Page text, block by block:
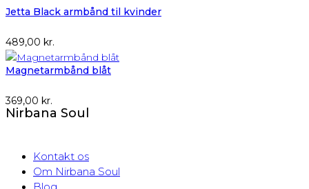
Jetta Black armbånd til kvinder
489,00 kr.
Magnetarmbånd blåt
369,00 kr.
Nirbana Soul
Kontakt os
Om Nirbana Soul